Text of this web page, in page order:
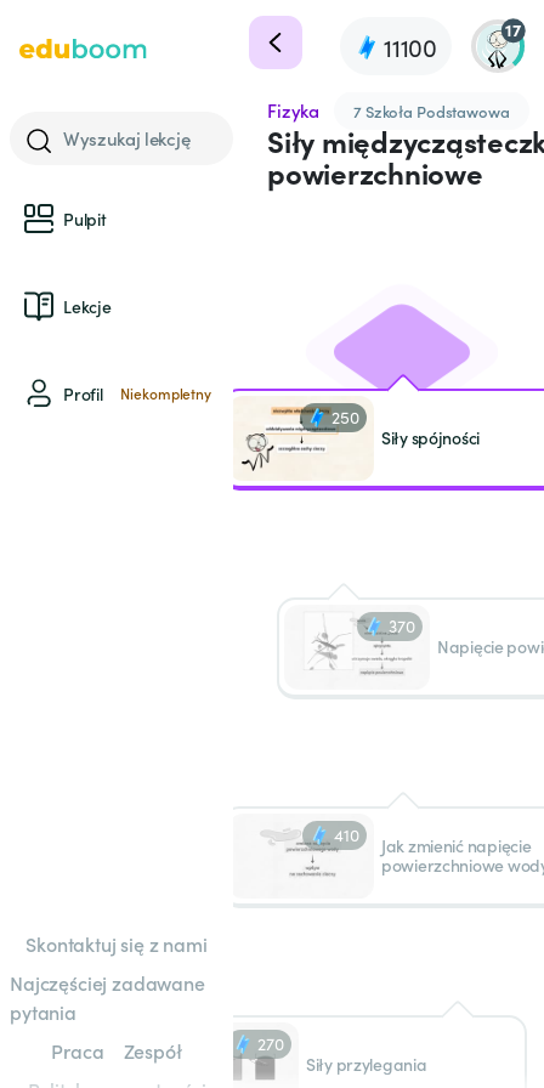
11100
17
Wyszukaj lekcję
Pulpit
Lekcje
Profil Niekompletny
Skontaktuj się z nami
Najczęściej zadawane
pytania
Praca
Zespół
Fizyka 7 Szkoła Podstawowa
Siły
powierzchniowe
250
Siły spójności
370
Napięcie
410
Jak zmienić napięcie
powierzchniowe
270
Siły przylegania